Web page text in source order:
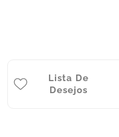
Lista De
Desejos